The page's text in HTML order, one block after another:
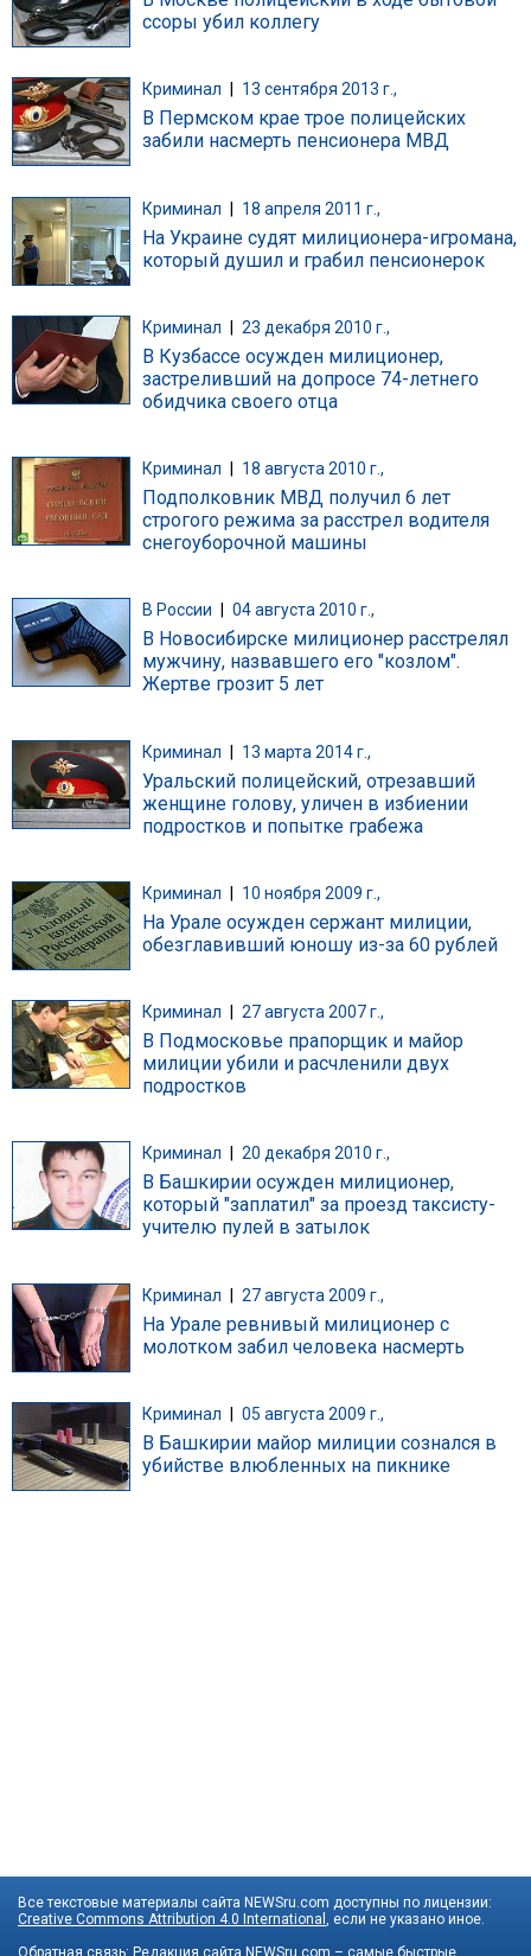
ссоры убил коллегу
Криминал 13 сентября 2013 г.,
В Пермском крае трое полицейских
забили насмерть пенсионера МВД
Криминал | 18 апреля 2011 г.,
На Украине судят милиционера-игромана,
который душил и грабил пенсионерок
Криминал 23 декабря 2010 г.,
В Кузбассе осужден милиционер,
застреливший на допросе 74-летнего
обидчика своего отца
Криминал 18 августа 2010 г.,
Подполковник МВД получил 6 лет
строгого режима за расстрел водителя
снегоуборочной машины
В России 04 августа 2010 г.,
В Новосибирске милиционер расстрелял
мужчину, назвавшего его "козлом".
Жертве грозит 5 лет
Криминал 13 марта 2014 г.,
Уральский полицейский, отрезавший
женщине голову, уличен в избиении
подростков и попытке грабежа
Криминал 10 ноября 2009 г.,
На Урале осужден сержант милиции,
обезглавивший юношу из-за 60 рублей
Криминал 27 августа 2007 г.,
В Подмосковье прапорщик и майор
милиции убили и расчленили двух
подростков
Криминал 20 декабря 2010 г.,
В Башкирии осужден милиционер,
который "заплатил" за проезд таксисту-
учителю пулей в затылок
Криминал 27 августа 2009 г.,
На Урале ревнивый милиционер с
молотком забил человека насмерть
Криминал 05 августа 2009 г.,
В Башкирии майор милиции сознался в
убийстве влюбленных на пикнике
Все текстовые материалы сайта NEWSru.com доступны по лицензии:
Creative Commons Attribution 4.0 International , если не указано иное.